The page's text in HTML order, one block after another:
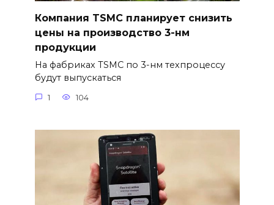
Компания TSMC планирует снизить
цены на производство 3-нм
продукции
На фабриках TSMC по 3-нм техпроцессу
будут выпускаться
1 104